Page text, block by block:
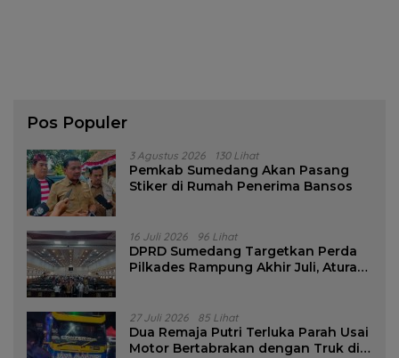
Pos Populer
3 Agustus 2026 130 Lihat
Pemkab Sumedang Akan Pasang
Stiker di Rumah Penerima Bansos
16 Juli 2026 96 Lihat
DPRD Sumedang Targetkan Perda
Pilkades Rampung Akhir Juli, Aturan
27 Juli 2026 85 Lihat
Dua Remaja Putri Terluka Parah Usai
Motor Bertabrakan dengan Truk di